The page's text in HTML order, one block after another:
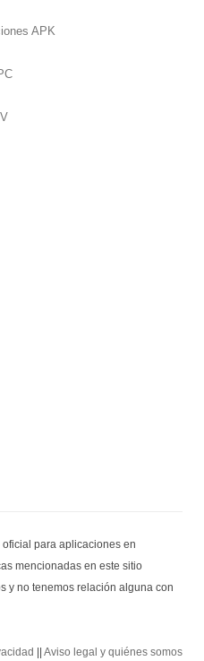
APK
para aplicaciones en
mencionadas en este sitio
y no tenemos relación alguna con
Aviso legal y quiénes somos